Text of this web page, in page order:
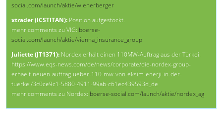
social.com/launch/aktie/wienerberger
xtrader (ICSTITAN): Position aufgestockt.
mehr comments zu VIG: boerse-
social.com/launch/aktie/vienna_insurance_group
Juliette (JT1371): Nordex erhält einen 110MW-Auftrag aus der Türkei:
https://www.eqs-news.com/de/news/corporate/die-nordex-group-
erhaelt-neuen-auftrag-ueber-110-mw-von-eksim-enerji-in-der-
tuerkei/3c0ce9c1-5880-4911-99ab-c61ec439593d_de
mehr comments zu Nordex: boerse-social.com/launch/aktie/nordex_ag